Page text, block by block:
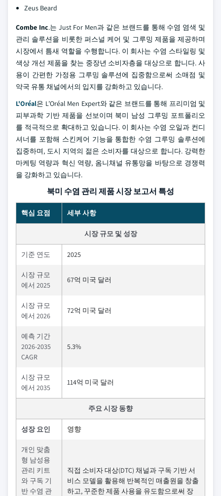
Zeus Beard
Combe Inc.는 Just For Men과 같은 브랜드를 통해 수염 염색 및
관리 솔루션을 비롯한 퍼스널 케어 및 그루밍 제품을 제공하며
시장에서 틈새 역할을 수행합니다. 이 회사는 수염 스타일링 및
색상 개선 제품을 찾는 중장년 소비자층을 대상으로 합니다. 사
용이 간편한 가정용 그루밍 솔루션에 집중함으로써 소매점 및
약국 유통 채널에서의 입지를 강화하고 있습니다.
L'Oréal은 L’Oréal Men Expert와 같은 브랜드를 통해 프리미엄 및
피부과학 기반 제품을 선보이며 북미 남성 그루밍 포트폴리오
를 적극적으로 확대하고 있습니다. 이 회사는 수염 오일과 컨디
셔너를 포함해 스킨케어 기능을 통합한 수염 그루밍 솔루션에
집중하며, 도시 지역의 젊은 소비자를 대상으로 합니다. 강력한
마케팅 역량과 혁신 역량, 옴니채널 유통망을 바탕으로 경쟁력
을 강화하고 있습니다.
북미 수염 관리 제품 시장 보고서 특성
핵심 요점 세부 사항
시장 규모 및 성장
기준 연도 2025
시장 규모
에서 2025
67억 미국 달러
시장 규모
에서 2026
72억 미국 달러
예측 기간
2026-2035
CAGR
5.3%
시장 규모
에서 2035
114억 미국 달러
주요 시장 동향
성장 요인 영향
개인 맞춤
형 남성용
관리 키트
와 구독 기
반 수염 관
직접 소비자 대상(DTC) 채널과 구독 기반 서
비스 모델을 활용해 반복적인 매출원을 창출
하고, 꾸준한 제품 사용을 유도함으로써 장